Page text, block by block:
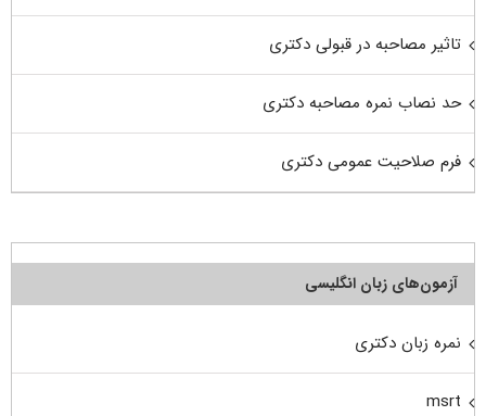
تاثیر مصاحبه در قبولی دکتری
حد نصاب نمره مصاحبه دکتری
فرم صلاحیت عمومی دکتری
آزمون‌های زبان انگلیسی
نمره زبان دکتری
msrt